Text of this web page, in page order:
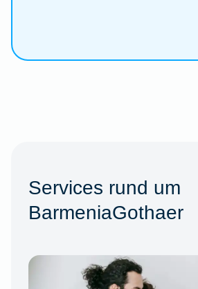
Services rund um
BarmeniaGothaer